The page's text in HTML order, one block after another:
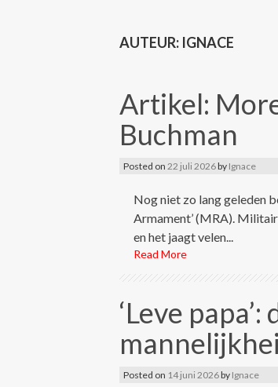
AUTEUR: IGNACE
Artikel:
Buchman
Posted on 22 juli 2026by Ignace
Nog niet zo lang geleden
Armament’ (MRA).
en het jaagt velen...
Read More
‘Leve
Posted on 14 juni 2026by Ignace